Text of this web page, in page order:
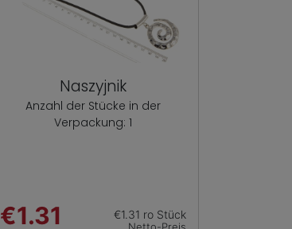
Naszyjnik
Anzahl der Stücke in der
Verpackung: 1
€1.31 €1.31 ro Stück